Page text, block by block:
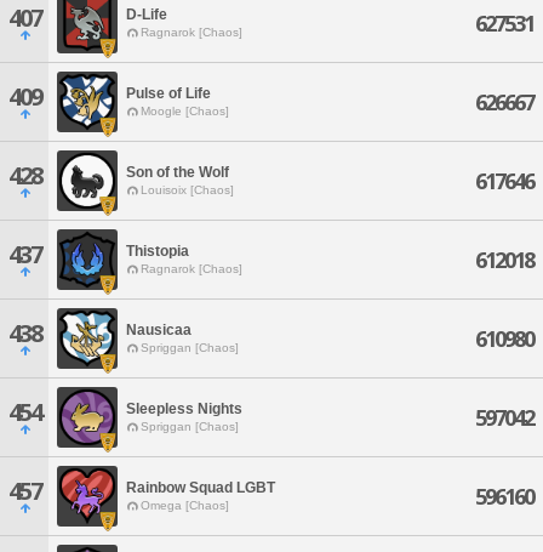
407 D-Life
Ragnarok [Chaos] 627531
409 Pulse of Life
Moogle [Chaos] 626667
428 Son of the Wolf
Louisoix [Chaos] 617646
437 Thistopia
Ragnarok [Chaos] 612018
438 Nausicaa
Spriggan [Chaos] 610980
454 Sleepless Nights
Spriggan [Chaos] 597042
457 Rainbow Squad LGBT
Omega [Chaos] 596160